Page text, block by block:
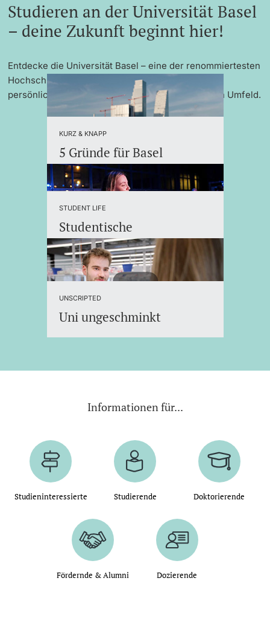
Studieren an der Universität Basel
– deine Zukunft beginnt hier!
Entdecke die Universität Basel – eine der renommiertesten
Hochschulen Europas mit exzellenter Forschung,
persönlicher Betreuung und einem internationalen Umfeld.
KURZ & KNAPP
5 Gründe für Basel
STUDENT LIFE
Studentische
Organisationen
UNSCRIPTED
Uni ungeschminkt
Informationen für...
Studieninteressierte Studierende Doktorierende
Fördernde & Alumni Dozierende